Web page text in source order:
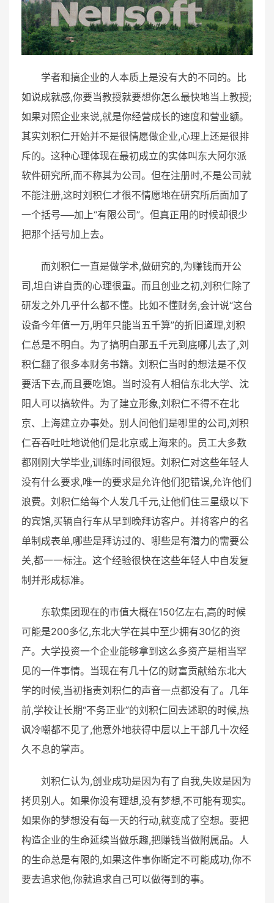
学者和搞企业的人本质上是没有大的不同的。比
如说成就感,你要当教授就要想你怎么最快地当上教授;
如果对照企业来说,就是你经营成长的速度和营业额。
其实刘积仁开始并不是很情愿做企业,心理上还是很排
斥的。这种心理体现在最初成立的实体叫东大阿尔派
软件研究所,而不称其为公司。但在注册时,不是公司就
不能注册,这时刘积仁才很不情愿地在研究所后面加了
一个括号──加上“有限公司”。但真正用的时候却很少
把那个括号加上去。
而刘积仁一直是做学术,做研究的,为赚钱而开公
司,坦白讲自责的心理很重。而且创业之初,刘积仁除了
研发之外几乎什么都不懂。比如不懂财务,会计说“这台
设备今年值一万,明年只能当五千算”的折旧道理,刘积
仁总是不明白。为了搞明白那五千元到底哪儿去了,刘
积仁翻了很多本财务书籍。刘积仁当时的想法是不仅
要活下去,而且要吃饱。当时没有人相信东北大学、沈
阳人可以搞软件。为了建立形象,刘积仁不得不在北
京、上海建立办事处。别人问他们是哪里的公司,刘积
仁吞吞吐吐地说他们是北京或上海来的。 员工大多数
都刚刚大学毕业,训练时间很短。刘积仁对这些年轻人
没有什么要求,唯一的要求是允许他们犯错误,允许他们
浪费。刘积仁给每个人发几千元,让他们住三星级以下
的宾馆,买辆自行车从早到晚拜访客户。并将客户的名
单制成表单,哪些是拜访过的、哪些是有潜力的需要公
关,都一一标注。这个经验很快在这些年轻人中自发复
制并形成标准。
东软集团现在的市值大概在150亿左右,高的时候
可能是200多亿,东北大学在其中至少拥有30亿的资
产。大学投资一个企业能够拿到这么多资产是相当罕
见的一件事情。当现在有几十亿的财富贡献给东北大
学的时候,当初指责刘积仁的声音一点都没有了。几年
前,学校让长期“不务正业”的刘积仁回去述职的时候,热
讽冷嘲都不见了,他意外地获得中层以上干部几十次经
久不息的掌声。
刘积仁认为,创业成功是因为有了自我,失败是因为
拷贝别人。如果你没有理想,没有梦想,不可能有现实。
如果你的梦想没有每一天的行动,就变成了空想。要把
构造企业的生命延续当做乐趣,把赚钱当做附属品。人
的生命总是有限的,如果这件事你断定不可能成功,你不
要去追求他,你就追求自己可以做得到的事。